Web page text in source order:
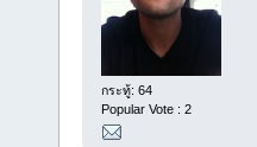
กระทู้: 64
Popular Vote : 2